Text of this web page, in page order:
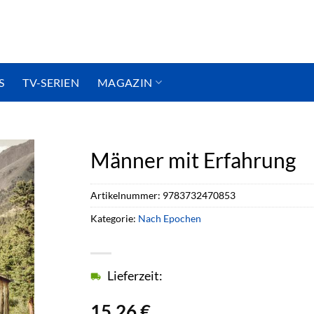
TV-SERIEN MAGAZIN
Männer mit Erfahrung
Lieferzeit:
Artikelnummer: 9783732470853
Kategorie: Nach Epochen